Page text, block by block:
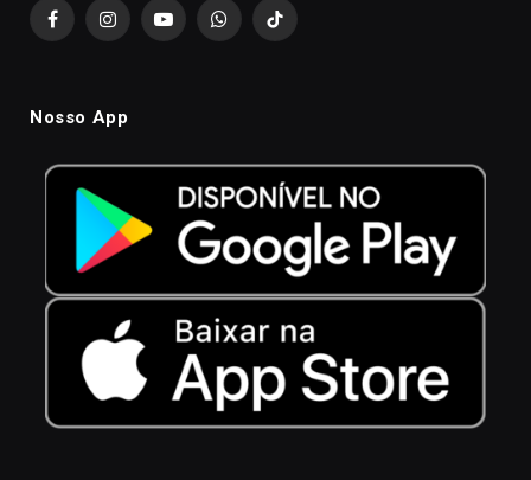
FacebookInstagramYouTubeWhatsAppTikTok
Nosso App